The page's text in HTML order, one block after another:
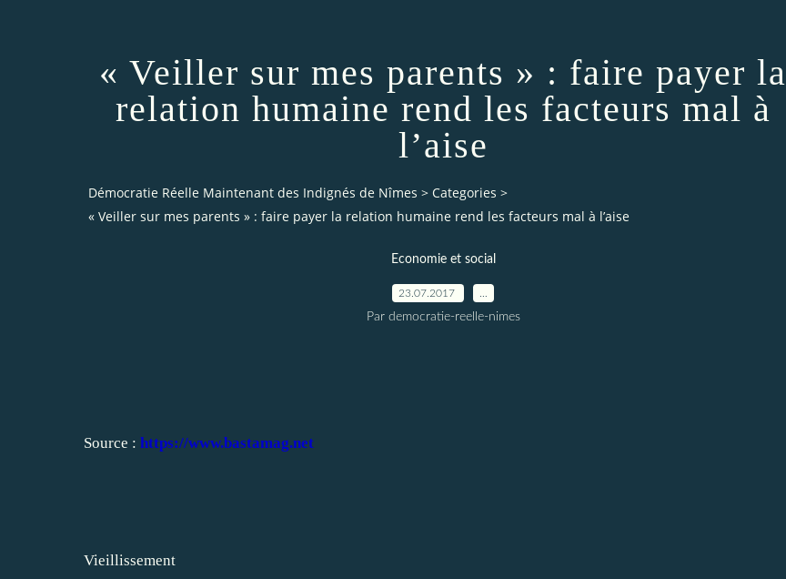
« Veiller sur mes parents » : faire payer la
relation humaine rend les facteurs mal à
l’aise
Démocratie Réelle Maintenant des Indignés de Nîmes > Categories >
« Veiller sur mes parents » : faire payer la relation humaine rend les facteurs mal à l’aise
Economie et social
23.07.2017
Par democratie-reelle-nimes
Source : https://www.bastamag.net
Vieillissement